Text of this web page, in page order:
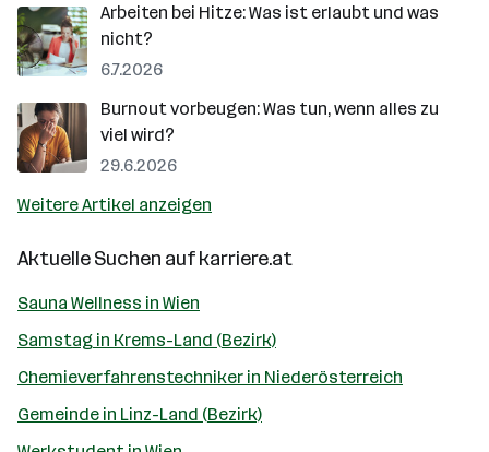
Arbeiten bei Hitze: Was ist erlaubt und was
nicht?
6.7.2026
Burnout vorbeugen: Was tun, wenn alles zu
viel wird?
29.6.2026
Weitere Artikel anzeigen
Aktuelle Suchen aufkarriere.at
Sauna Wellness in Wien
Samstag in Krems-Land (Bezirk)
Chemieverfahrenstechniker in Niederösterreich
Gemeinde in Linz-Land (Bezirk)